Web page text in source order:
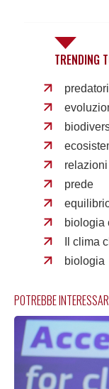
TRENDING
predatori
relazioni
prede
biologia
Il clima
biologia
POTREBBE